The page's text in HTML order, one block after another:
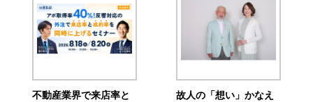
不動産業界で来店率と
故人の「想い」かなえ